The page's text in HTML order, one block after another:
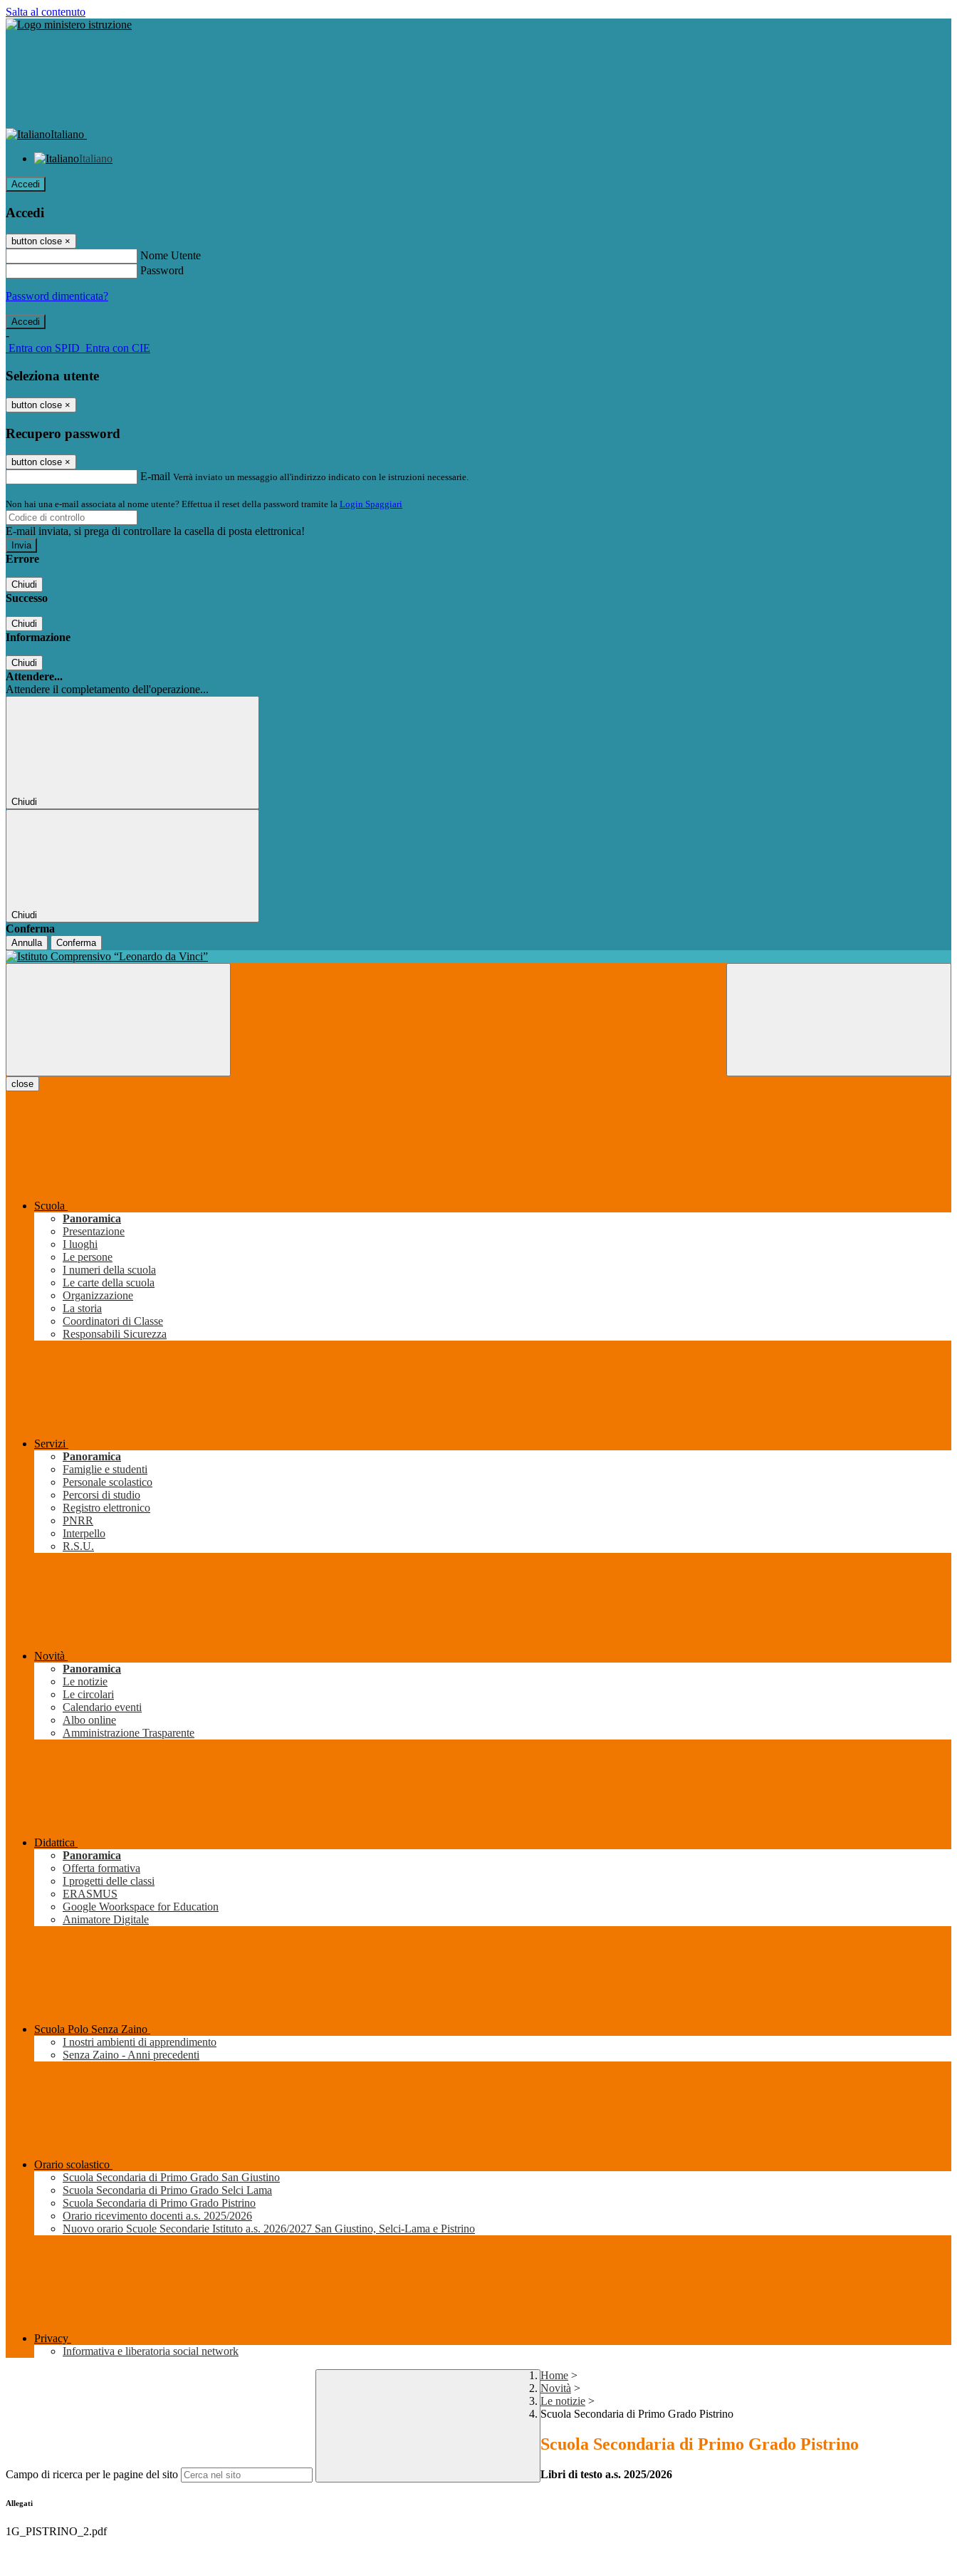
Salta al contenuto
Italiano
Italiano
Accedi
Accedi
button close ×
Nome Utente
Password
Password dimenticata?
-
Entra con SPID Entra con CIE
Seleziona utente
button close ×
Recupero password
button close ×
E-mail Verrà inviato un messaggio all'indirizzo indicato con le istruzioni necessarie.
Non hai una e-mail associata al nome utente? Effettua il reset della password tramite la Login Spaggiari
E-mail inviata, si prega di controllare la casella di posta elettronica!
Errore
Chiudi
Successo
Chiudi
Informazione
Chiudi
Attendere...
Attendere il completamento dell'operazione...
Chiudi
Chiudi
Conferma
Annulla Conferma
close
Scuola
Panoramica
Presentazione
I luoghi
Le persone
I numeri della scuola
Le carte della scuola
Organizzazione
La storia
Coordinatori di Classe
Responsabili Sicurezza
Servizi
Panoramica
Famiglie e studenti
Personale scolastico
Percorsi di studio
Registro elettronico
PNRR
Interpello
R.S.U.
Novità
Panoramica
Le notizie
Le circolari
Calendario eventi
Albo online
Amministrazione Trasparente
Didattica
Panoramica
Offerta formativa
I progetti delle classi
ERASMUS
Google Woorkspace for Education
Animatore Digitale
Scuola Polo Senza Zaino
I nostri ambienti di apprendimento
Senza Zaino - Anni precedenti
Orario scolastico
Scuola Secondaria di Primo Grado San Giustino
Scuola Secondaria di Primo Grado Selci Lama
Scuola Secondaria di Primo Grado Pistrino
Orario ricevimento docenti a.s. 2025/2026
Nuovo orario Scuole Secondarie Istituto a.s. 2026/2027 San Giustino, Selci-Lama e Pistrino
Privacy
Informativa e liberatoria social network
Campo di ricerca per le pagine del sito
Home >
Novità >
Le notizie >
Scuola Secondaria di Primo Grado Pistrino
Scuola Secondaria di Primo Grado Pistrino
Libri di testo a.s. 2025/2026
Allegati
1G_PISTRINO_2.pdf